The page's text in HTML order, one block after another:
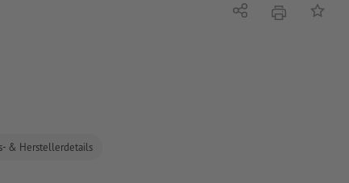
& Herstellerdetails
Teilen DruckenAuf